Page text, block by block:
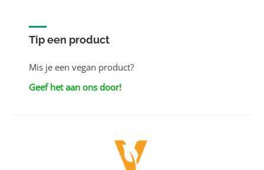
Tip een product
Mis je een vegan product?
Geef het aan ons door!